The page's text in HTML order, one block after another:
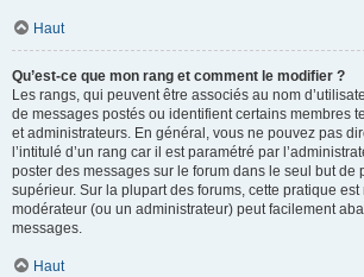
Haut
Qu’est-ce que mon rang et comment le modifier ?
Les rangs, qui peuvent être associés au nom
de messages postés ou identifient certains membres
et administrateurs. En général, vous ne pouvez pas
l’intitulé d’un rang car il est paramétré par
poster des messages sur le forum dans le seul but de
supérieur. Sur la plupart des forums, cette pratique
modérateur (ou un administrateur) peut facilement
messages.
Haut